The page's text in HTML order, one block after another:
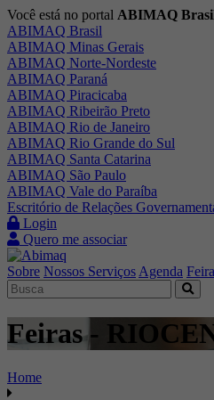
Você está no portal ABIMAQ
ABIMAQ Brasil
ABIMAQ Minas Gerais
ABIMAQ Norte-Nordeste
ABIMAQ Paraná
ABIMAQ Piracicaba
ABIMAQ Ribeirão Preto
ABIMAQ Rio de Janeiro
ABIMAQ Rio Grande do Sul
ABIMAQ Santa Catarina
ABIMAQ São Paulo
ABIMAQ Vale do Paraíba
Escritório de Relações
Login
Quero me associar
Sobre Nossos Serviços Agenda
Feiras -
Home